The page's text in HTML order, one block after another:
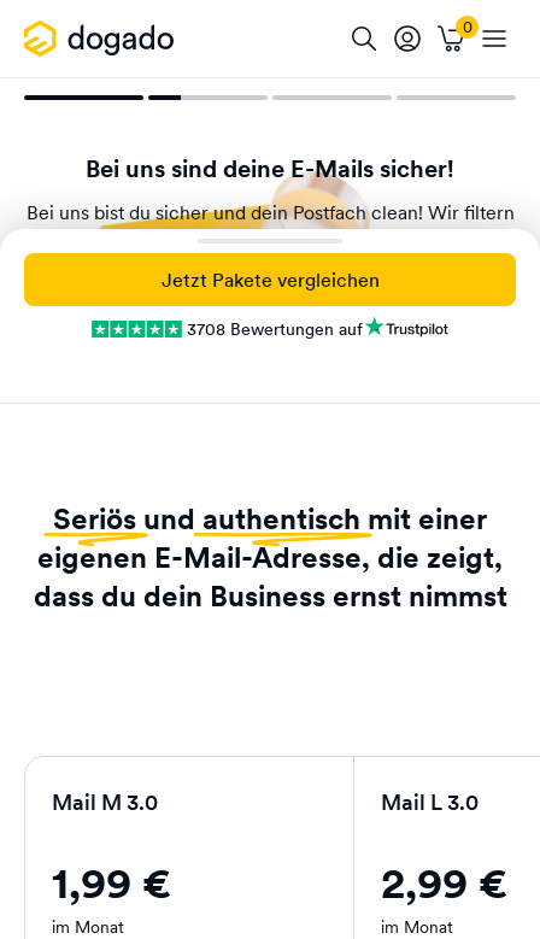
Bei uns sind deine E-Mails sicher!
Bei uns bist du sicher und dein Postfach clean! Wir filtern
täglich 1.142.074 Spam- und Virenmails bei unseren
Jetzt Pakete vergleichen
3708 Bewertungen auf
Seriös und authentisch mit einer
eigenen E-Mail-Adresse, die zeigt,
dass du dein Business ernst nimmst
Mail M 3.0
1,99 €
im Monat
Mail L 3.0
2,99 €
im Monat